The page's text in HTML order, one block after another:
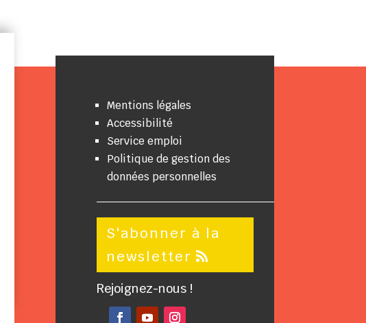
Mentions légales
Accessibilité
Service emploi
Politique de gestion des
données personnelles
S'abonner à la
newsletter
Rejoignez-nous !